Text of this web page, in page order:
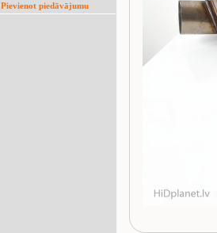
Pievienot piedāvājumu